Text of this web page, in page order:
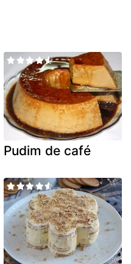
Pudim de café